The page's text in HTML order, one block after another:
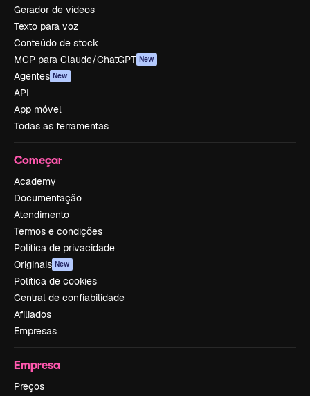
Gerador de vídeos
Texto para voz
Conteúdo de stock
MCP para Claude/ChatGPT New
Agentes New
API
App móvel
Todas as ferramentas
Começar
Academy
Documentação
Atendimento
Termos e condições
Política de privacidade
Originais New
Política de cookies
Central de confiabilidade
Afiliados
Empresas
Empresa
Preços